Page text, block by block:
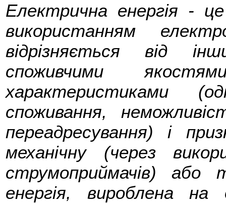
Електрична енергія - це
використанням
відрізняється від
споживчими
характеристиками
споживання,
переадресування) і
механічну (через
струмоприймачів) або
енергія, вироблена на